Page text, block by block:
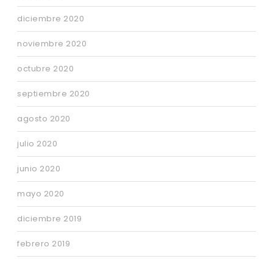
diciembre 2020
noviembre 2020
octubre 2020
septiembre 2020
agosto 2020
julio 2020
junio 2020
mayo 2020
diciembre 2019
febrero 2019